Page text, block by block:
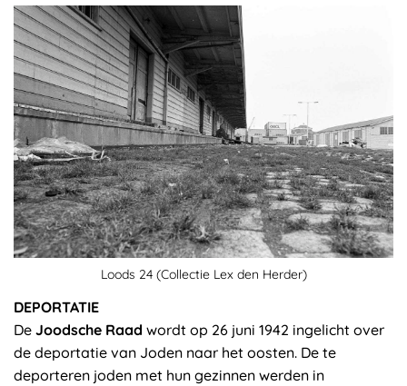
Loods 24 (Collectie Lex den Herder)
DEPORTATIE
De Joodsche Raad wordt op 26 juni 1942 ingelicht over
de deportatie van Joden naar het oosten. De te
deporteren joden met hun gezinnen werden in